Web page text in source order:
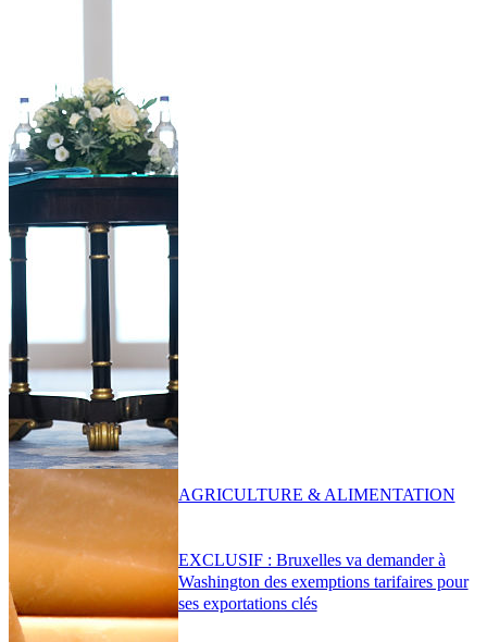
EXCLUSIF : Bruxelles va demander à
Washington des exemptions tarifaires pour
ses exportations clés
AGRICULTURE & ALIMENTATION